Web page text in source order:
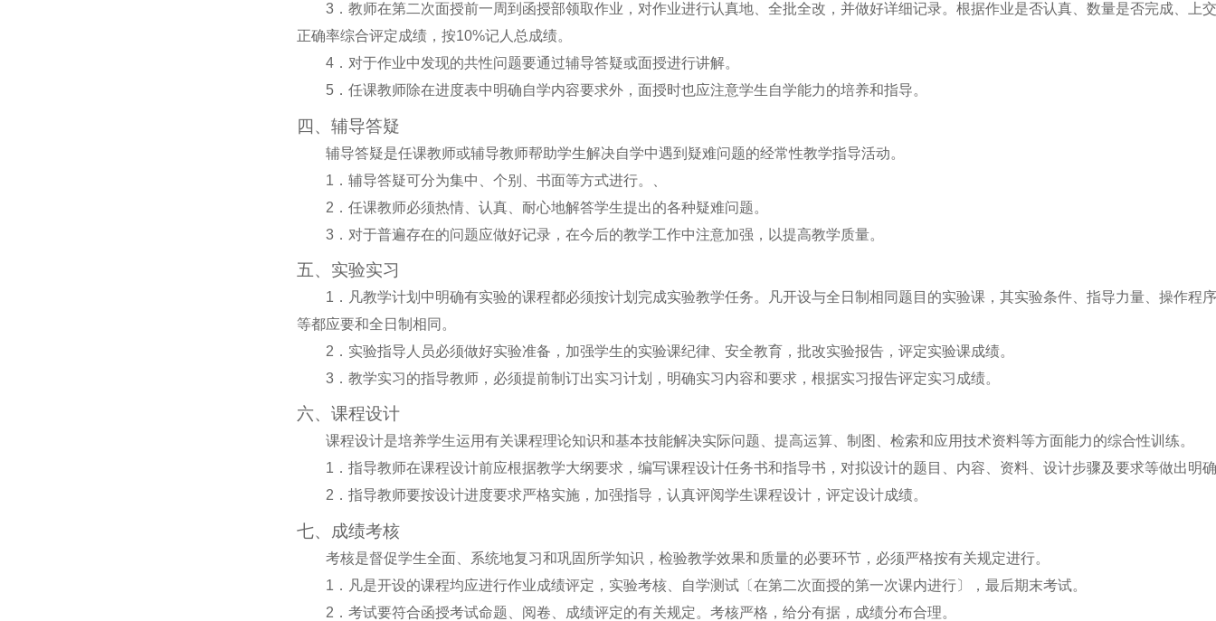
3 ．教师在第二次面授前一周到函授部领取作业，对作业进行认真地、全批全改，并做好详细记录。根据作业是否认真、数量是否完成、上
正确率综合评定成绩，按10%记人总成绩。
4 ．对于作业中发现的共性问题要通过辅导答疑或面授进行讲解。
5 ．任课教师除在进度表中明确自学内容要求外，面授时也应注意学生自学能力的培养和指导。
四、辅导答疑
辅导答疑是任课教师或辅导教师帮助学生解决自学中遇到疑难问题的经常性教学指导活动。
1 ．辅导答疑可分为集中、个别、书面等方式进行。、
2 ．任课教师必须热情、认真、耐心地解答学生提出的各种疑难问题。
3 ．对于普遍存在的问题应做好记录，在今后的教学工作中注意加强，以提高教学质量。
五、实验实习
1 ．凡教学计划中明确有实验的课程都必须按计划完成实验教学任务。凡开设与全日制相同题目的实验课，其实验条件、指导力量、操作程
等都应要和全日制相同。
2 ．实验指导人员必须做好实验准备，加强学生的实验课纪律、安全教育，批改实验报告，评定实验课成绩。
3 ．教学实习的指导教师，必须提前制订出实习计划，明确实习内容和要求，根据实习报告评定实习成绩。
六、课程设计
课程设计是培养学生运用有关课程理论知识和基本技能解决实际问题、提高运算、制图、检索和应用技术资料等方面能力的综合性训练。
1 ．指导教师在课程设计前应根据教学大纲要求，编写课程设计任务书和指导书，对拟设计的题目、内容、资料、设计步骤及要求等做出明
2 ．指导教师要按设计进度要求严格实施，加强指导，认真评阅学生课程设计，评定设计成绩。
七、成绩考核
考核是督促学生全面、系统地复习和巩固所学知识，检验教学效果和质量的必要环节，必须严格按有关规定进行。
1 ．凡是开设的课程均应进行作业成绩评定，实验考核、自学测试〔在第二次面授的第一次课内进行〕，最后期末考试。
2 ．考试要符合函授考试命题、阅卷、成绩评定的有关规定。考核严格，给分有据，成绩分布合理。